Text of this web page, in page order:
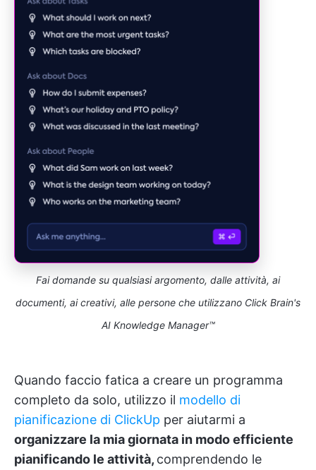
Fai domande su qualsiasi argomento, dalle attività, ai
documenti, ai creativi, alle persone che utilizzano Click Brain's
AI Knowledge Manager™
Quando faccio fatica a creare un programma
completo da solo, utilizzo il modello di
pianificazione di ClickUp per aiutarmi a
organizzare la mia giornata in modo efficiente
pianificando le attività, comprendendo le